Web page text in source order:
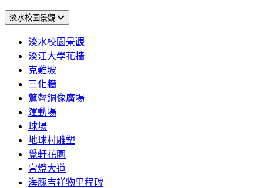
淡水校園景觀
淡水校園景觀
淡江大學花牆
克難坡
三化牆
驚聲銅像廣場
運動場
球場
地球村雕塑
覺軒花園
宮燈大道
海豚吉祥物里程碑